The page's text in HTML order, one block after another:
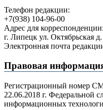
Телефон редакции:
+7(938) 104-96-00
Адрес для корреспонденции:
г. Липецк ул. Октябрьская
Электронная почта
Правовая
Регистрационный номер
22.06.2018 г. Федеральной
информационных